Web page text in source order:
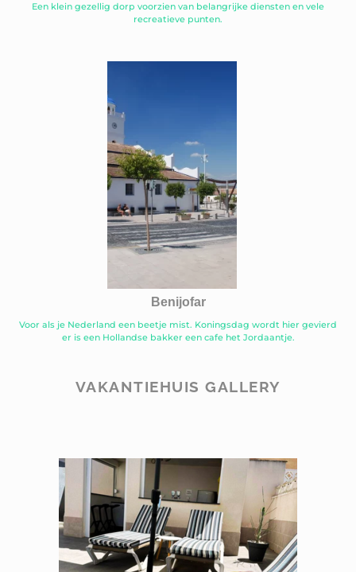
Een klein gezellig dorp voorzien van belangrijke diensten en vele
recreatieve punten.
Benijofar
Voor als je Nederland een beetje mist. Koningsdag wordt hier gevierd
er is een Hollandse bakker een cafe het Jordaantje.
VAKANTIEHUIS GALLERY